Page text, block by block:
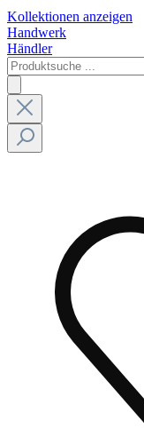
Kollektionen anzeigen
Handwerk
Händler